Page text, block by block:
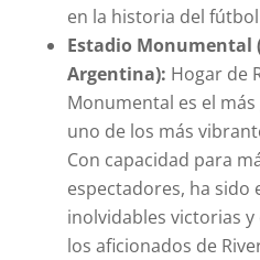
en la historia del
Estadio Monumental
Argentina): Hogar de
Monumental es el
uno de los más
Con capacidad para
espectadores, ha sido
inolvidables victorias
los aficionados de